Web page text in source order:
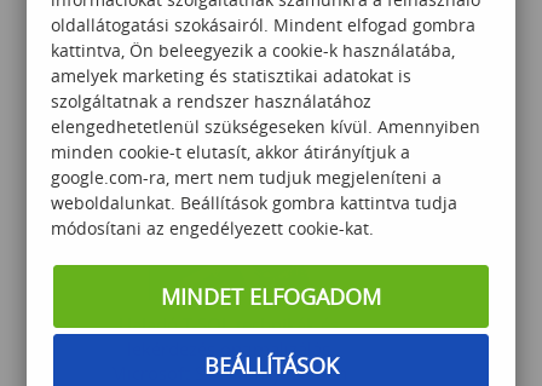
121 000Ft
Haladó T-SQL technikák és
lekérdezés optimalizálás
Microsoft SQL környezetben
oldallátogatási szokásairól. Mindent elfogad gombra
kattintva, Ön beleegyezik a cookie-k használatába,
amelyek marketing és statisztikai adatokat is
szolgáltatnak a rendszer használatához
elengedhetetlenül szükségeseken kívül. Amennyiben
minden cookie-t elutasít, akkor átirányítjuk a
google.com-ra, mert nem tudjuk megjeleníteni a
weboldalunkat. Beállítások gombra kattintva tudja
módosítani az engedélyezett cookie-kat.
MINDET ELFOGADOM
BEÁLLÍTÁSOK